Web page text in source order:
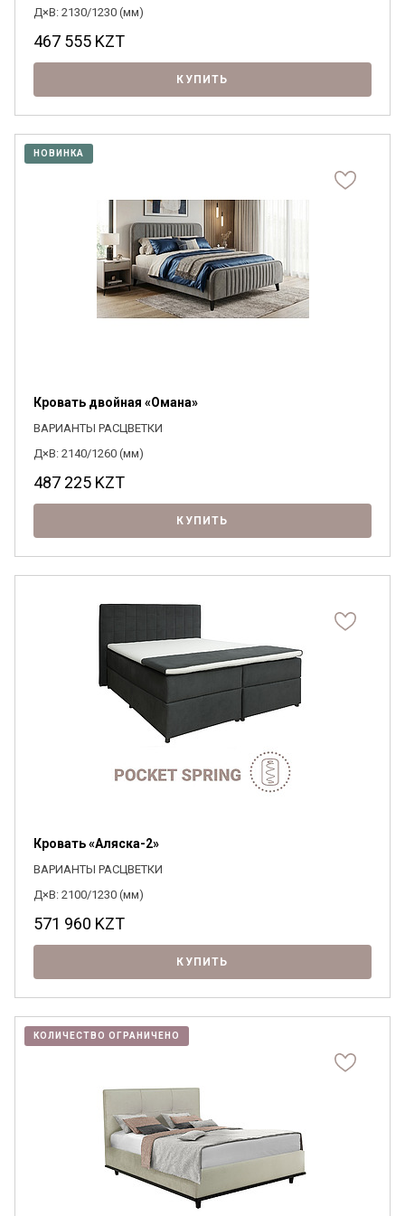
Д×В: 2130/1230 (мм)
467 555 KZT
КУПИТЬ
НОВИНКА
Кровать двойная «Омана»
ВАРИАНТЫ РАСЦВЕТКИ
Д×В: 2140/1260 (мм)
487 225 KZT
КУПИТЬ
Кровать «Аляска-2»
ВАРИАНТЫ РАСЦВЕТКИ
Д×В: 2100/1230 (мм)
571 960 KZT
КУПИТЬ
КОЛИЧЕСТВО ОГРАНИЧЕНО